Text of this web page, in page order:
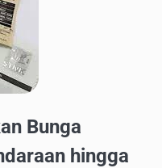
Bunga
hingga